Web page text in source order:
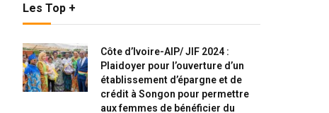
Les Top +
Côte d’Ivoire-AIP/ JIF 2024 :
Plaidoyer pour l’ouverture d’un
établissement d’épargne et de
crédit à Songon pour permettre
aux femmes de bénéficier du